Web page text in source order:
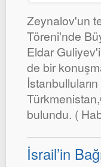
Zeynalov'un
Töreni'nde
Eldar
de bir
bulundu. (
İsrail’in